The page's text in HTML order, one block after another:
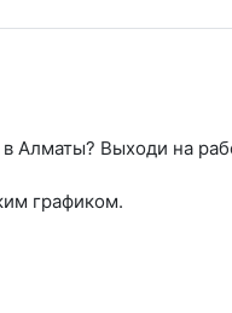
Алматы? Выходи на
графиком.